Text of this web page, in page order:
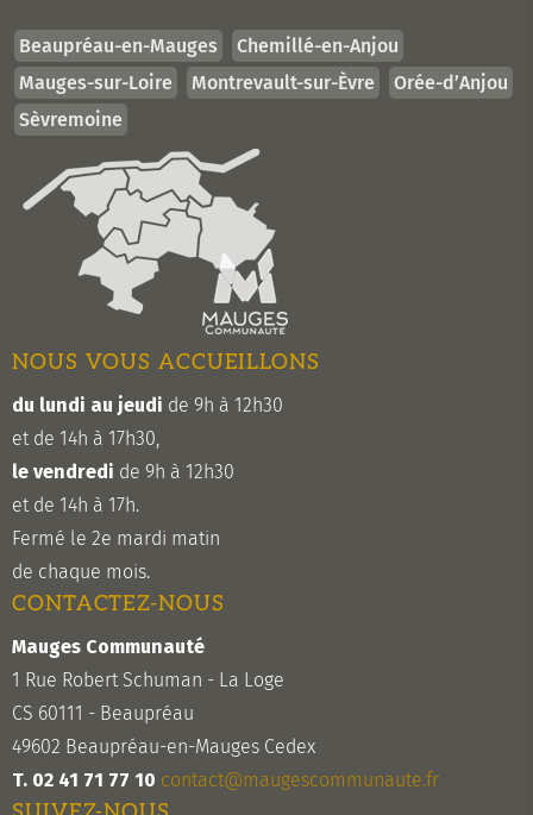
Beaupréau-en-Mauges
Chemillé-en-Anjou
Mauges-sur-Loire
Montrevault-sur-Èvre
Orée-d’Anjou
Sèvremoine
NOUS VOUS ACCUEILLONS
du lundi au jeudi de 9h à 12h30
et de 14h à 17h30,
le vendredi de 9h à 12h30
et de 14h à 17h.
Fermé le 2e mardi matin
de chaque mois.
CONTACTEZ-NOUS
Mauges Communauté
1 Rue Robert Schuman - La Loge
CS 60111 - Beaupréau
49602 Beaupréau-en-Mauges Cedex
T. 02 41 71 77 10 contact@maugescommunaute.fr